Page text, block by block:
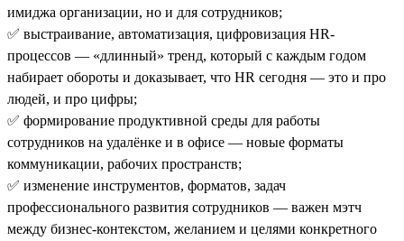
имиджа организации, но и для сотрудников;
✅ выстраивание, автоматизация, цифровизация HR-
процессов — «длинный» тренд, который с каждым годом
набирает обороты и доказывает, что HR сегодня — это и про
людей, и про цифры;
✅ формирование продуктивной среды для работы
сотрудников на удалёнке и в офисе — новые форматы
коммуникации, рабочих пространств;
✅ изменение инструментов, форматов, задач
профессионального развития сотрудников — важен мэтч
между бизнес-контекстом, желанием и целями конкретного